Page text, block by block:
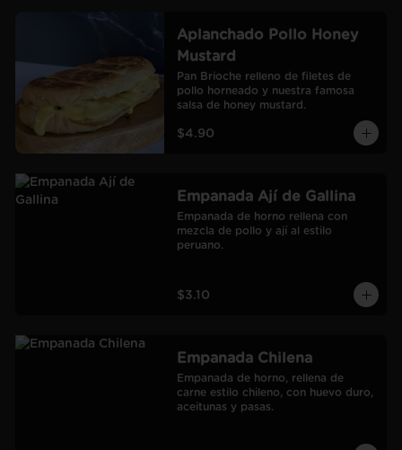
Aplanchado Pollo Honey
Mustard
Pan Brioche relleno de filetes de
pollo horneado y nuestra famosa
salsa de honey mustard.
$4.90
Empanada Ají de Gallina
Empanada de horno rellena con
mezcla de pollo y ají al estilo
peruano.
$3.10
Empanada Chilena
Empanada de horno, rellena de
carne estilo chileno, con huevo duro,
aceitunas y pasas.